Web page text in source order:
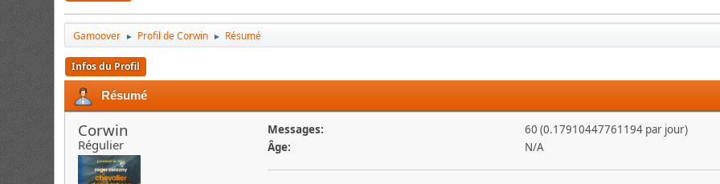
Gamoover ► Profil de Corwin ► Résumé
Infos du Profil
Résumé
Corwin
Régulier
Messages:
60 (0.17910447761194 par jour)
Âge:
N/A